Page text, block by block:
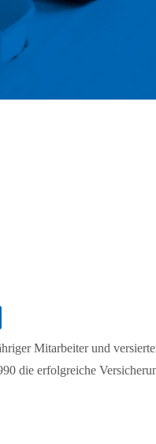
Mitarbeiter und
die erfolgreiche